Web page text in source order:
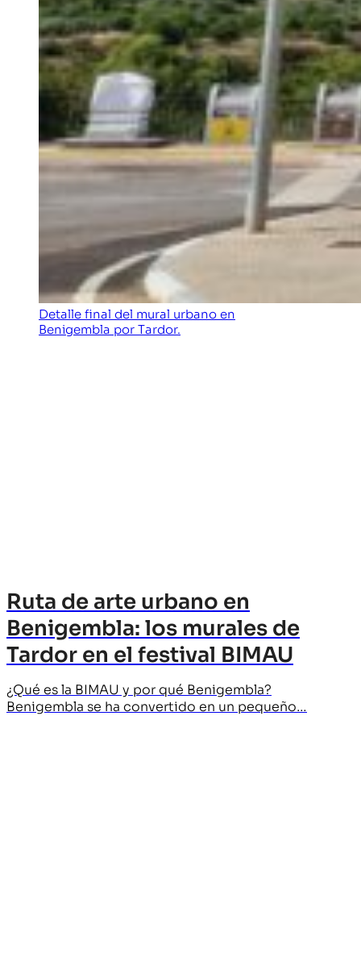
Detalle final del mural urbano en
Benigembla por Tardor.
Ruta de arte urbano en
Benigembla: los murales de
Tardor en el festival BIMAU
¿Qué es la BIMAU y por qué Benigembla?
Benigembla se ha convertido en un pequeño…